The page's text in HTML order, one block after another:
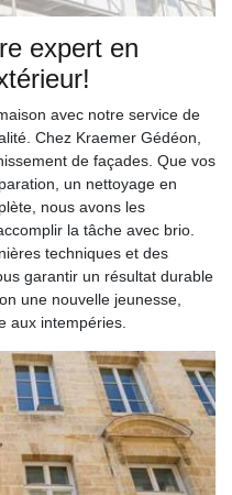
expert en
avec notre service de
Chez Kraemer Gédéon,
de façades. Que vos
un nettoyage en
nous avons les
la tâche avec brio.
techniques et des
garantir un résultat durable
une nouvelle jeunesse,
aux intempéries.